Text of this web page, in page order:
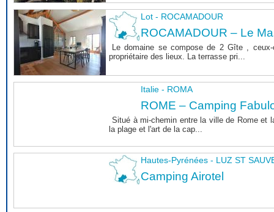
Lot - ROCAMADOUR
ROCAMADOUR – Le
Le domaine se compose de 2 Gîte ,
propriétaire des lieux. La terrasse pri...
Italie - ROMA
ROME – Camping
Situé à mi-chemin entre la ville de Rome et
la plage et l'art de la cap...
Hautes-Pyrénées - LUZ ST
Camping Airotel